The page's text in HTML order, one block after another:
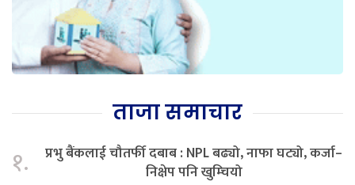
ताजा समाचार
१.
प्रभु बैंकलाई चौतर्फी दबाब : NPL बढ्यो, नाफा घट्यो, कर्जा–
निक्षेप पनि खुम्चियो